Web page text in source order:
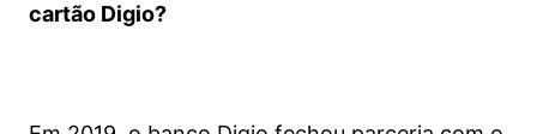
cartão Digio?